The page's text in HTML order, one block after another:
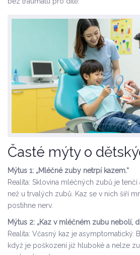
Časté mýty o
Mýtus 1: „Mléčné zuby netrpí kazem.“
Realita: Sklovina mléčných zubů je
než u trvalých zubů. Kaz se v nich šíří
postihne nerv.
Mýtus 2: „Kaz v mléčném zubu nebolí,
Realita: Včasný kaz je asymptomatický.
když je poškození již hluboké a nelze